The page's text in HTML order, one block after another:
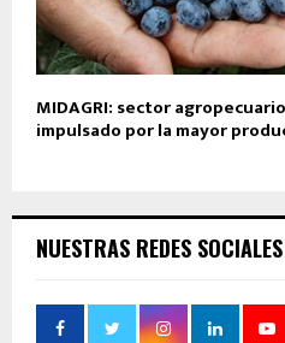
MIDAGRI: sector
impulsado por la mayor
NUESTRAS REDES SOCIALES